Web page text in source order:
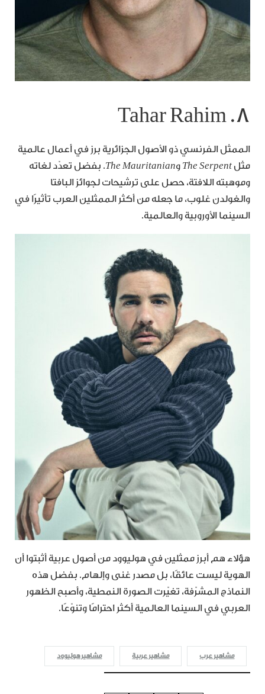
٨. Tahar Rahim
الممثل الفرنسي ذو الأصول الجزائرية برز في أعمال عالمية
مثل The Serpent وThe Mauritanian. بفضل تعدّد لغاته
وموهبته اللافتة، حصل على ترشيحات لجوائز البافتا
والغولدن غلوب، ما جعله من أكثر الممثلين العرب تأثيرًا في
السينما الأوروبية والعالمية.
هؤلاء هم أبرز ممثلين في هوليوود من أصول عربية أثبتوا أن
الهوية ليست عائقًا، بل مصدر غنى وإلهام. بفضل هذه
النماذج المشرّفة، تغيّرت الصورة النمطية، وأصبح الظهور
العربي في السينما العالمية أكثر احترامًا وتنوّعًا.
مشاهير عرب مشاهير عربية مشاهير هوليوود